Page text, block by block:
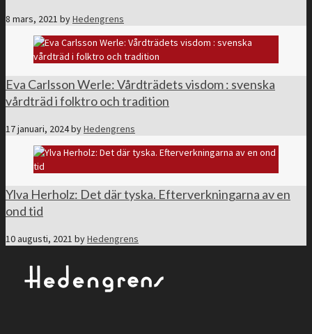
8 mars, 2021 byHedengrens
Eva Carlsson Werle: Vårdträdets visdom : svenska
vårdträd i folktro och tradition
17 januari, 2024byHedengrens
Ylva Herholz: Det där tyska. Efterverkningarna av en
ond tid
10 augusti, 2021 byHedengrens